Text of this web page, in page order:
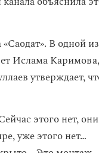
В одной из
Ислама Каримова,
утверждает,
этого нет, они
уже этого нет…